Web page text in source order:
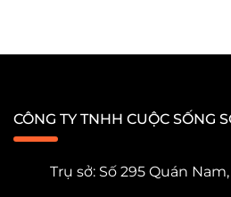
CÔNG TY TNHH CUỘC SỐNG
Trụ sở: Số 295 Quán